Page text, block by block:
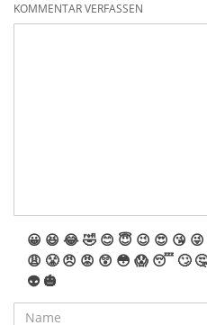
KOMMENTAR VERFASSEN
😀 😆 😂🤣 😊 😇 😉 😍 😘 😜
😩 😤 😠 😡 😲 😳 😱 😴 🙄 🤔
👽 🎃